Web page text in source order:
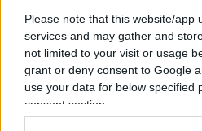
Please note that this website/app
services and may gather and
not limited to your visit or usage
grant or deny consent to Google
use your data for below specified
consent section.
momenti fanno venire il
visto cos’è successo nel
titoli di stato e le
e possono perdere (già
l’ultima volta), l’inflazione
forse è qui per restare, le